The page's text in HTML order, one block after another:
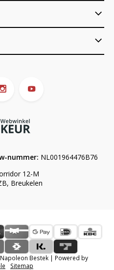
12-M
Breukelen
nummer: NL001964476B76
Bestek | Powered by
Sitemap